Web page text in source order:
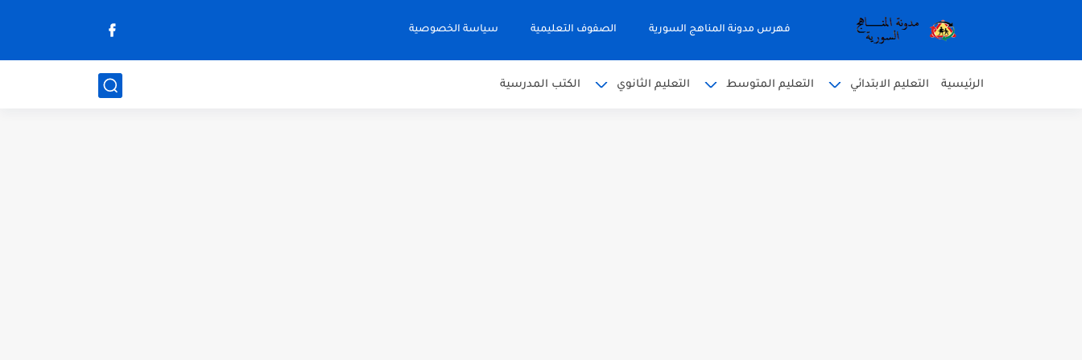
فهرس مدونة المناهج السورية الصفوف التعليمية سياسة الخصوصية
الرئيسية التعليم الابتدائي التعليم المتوسط التعليم الثانوي الكتب المدرسية